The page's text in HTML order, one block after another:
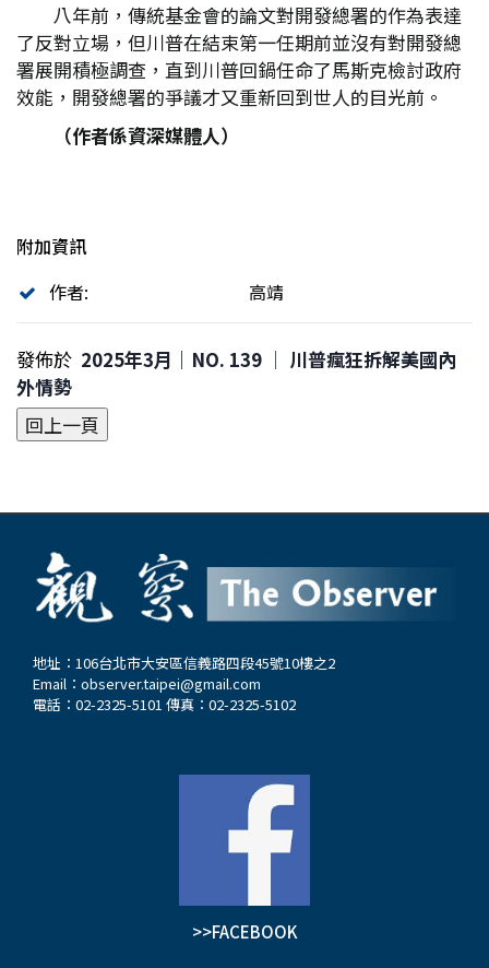
八年前，傳統基金會的論文對開發總署的作為表達
了反對立場，但川普在結束第一任期前並沒有對開發總
署展開積極調查，直到川普回鍋任命了馬斯克檢討政府
效能，開發總署的爭議才又重新回到世人的目光前。
（作者係資深媒體人）
附加資訊
作者:
高靖
發佈於 2025年3月｜NO. 139 │ 川普瘋狂拆解美國內
外情勢
地址：106台北市大安區信義路四段45號10樓之2
Email： observer.taipei@gmail.com
電話：02-2325-5101 傳真：02-2325-5102
>>FACEBOOK